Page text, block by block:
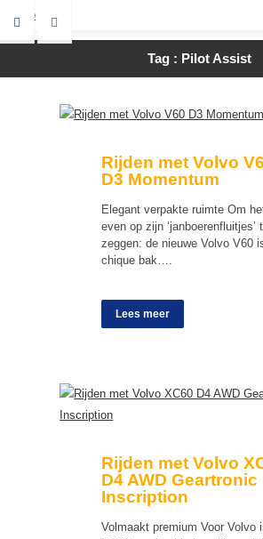
Tag : Pilot Assist
Rijden met Volvo
D3 Momentum
Elegant verpakte ruimte Om
even op zijn ‘janboerenfluitjes’
zeggen: de nieuwe Volvo V60
chique bak….
Lees meer
Rijden met Volvo
D4 AWD Geartronic
Inscription
Volmaakt premium Voor Volvo